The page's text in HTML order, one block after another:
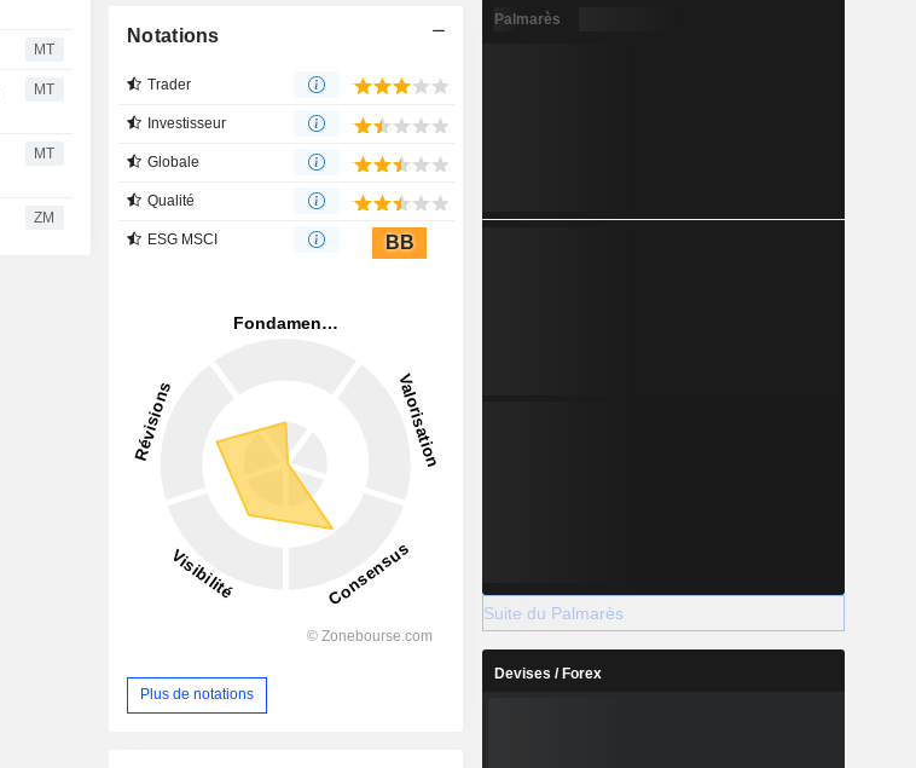
MT
MT
MT
ZM
Notations
Trader
Investisseur
Globale
Qualité
ESG MSCI BB
Plus de notations
Palmarès
Suite du Palmarès
Devises / Forex